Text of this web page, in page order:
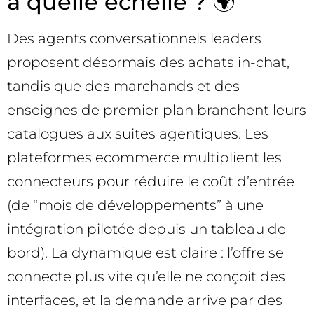
Des agents conversationnels leaders
proposent désormais des achats in-chat,
tandis que des marchands et des
enseignes de premier plan branchent leurs
catalogues aux suites agentiques. Les
plateformes ecommerce multiplient les
connecteurs pour réduire le coût d’entrée
(de “mois de développements” à une
intégration pilotée depuis un tableau de
bord). La dynamique est claire : l’offre se
connecte plus vite qu’elle ne conçoit des
interfaces, et la demande arrive par des